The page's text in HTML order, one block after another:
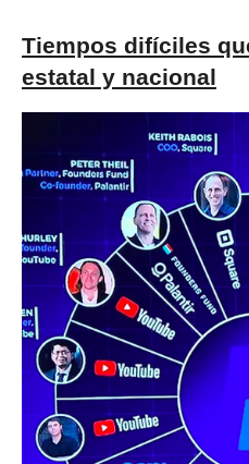
Tiempos difíciles
estatal y nacional